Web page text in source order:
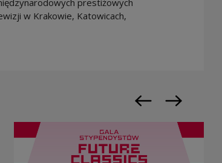
w Krakowie, Katowicach,
Poprzedni slajd
Następny